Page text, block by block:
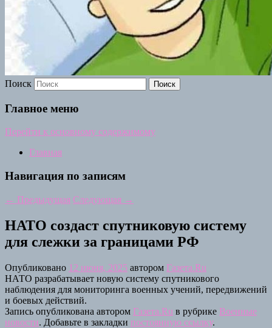
Поиск
Главное меню
Перейти к основному содержимому
Главная
Навигация по записям
← Предыдущая Следующая →
НАТО создаст спутниковую систему
для слежки за границами РФ
Опубликовано 12 июня, 2025 автором Газета.Ru
НАТО разрабатывает новую систему спутникового
наблюдения для мониторинга военных учений, передвижений
и боевых действий.
Запись опубликована автором Газета.Ru в рубрике Военные
новости. Добавьте в закладки постоянную ссылку.